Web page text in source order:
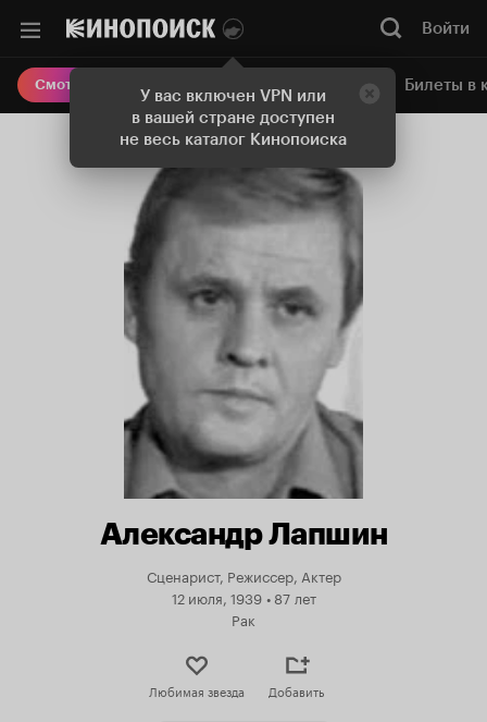
У вас включен VPN или
в вашей стране доступен
не весь каталог Кинопоиска
Войти
Смотреть кино Онлайн-кинотеатр Билеты в
Александр Лапшин
Сценарист, Режиссер, Актер
12 июля, 1939 • 87 лет
Рак
Любимая звезда Добавить